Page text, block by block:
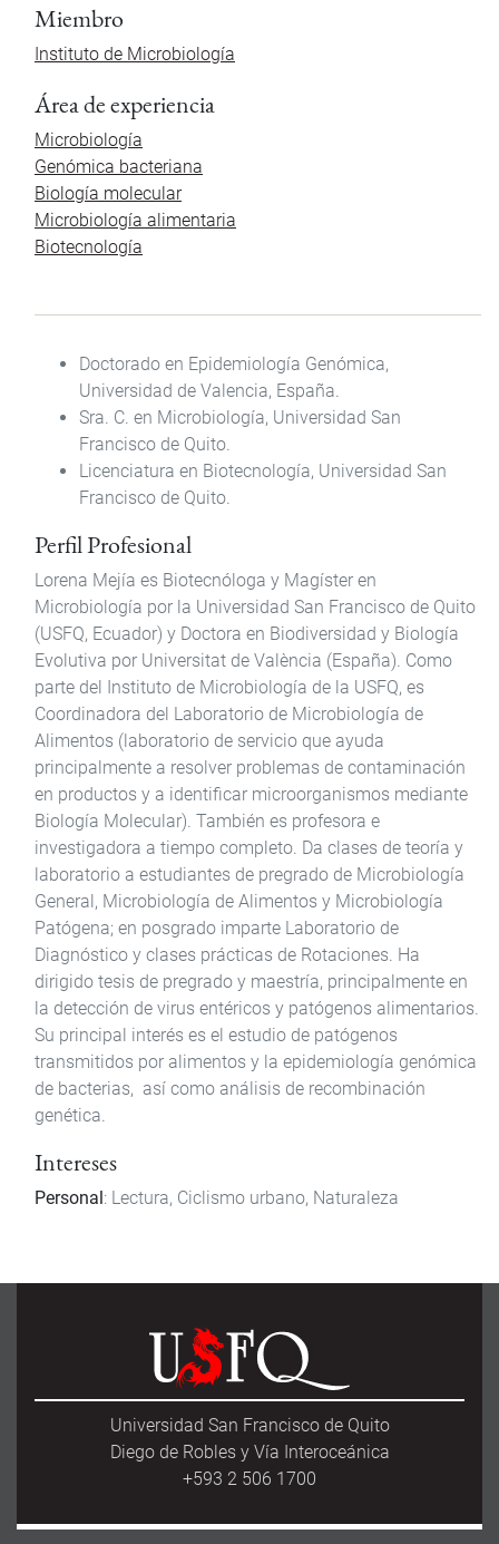
Miembro
Instituto de Microbiología
Área de experiencia
Microbiología
Genómica bacteriana
Biología molecular
Microbiología alimentaria
Biotecnología
Doctorado en Epidemiología Genómica,
Universidad de Valencia, España.
Sra. C. en Microbiología, Universidad San
Francisco de Quito.
Licenciatura en Biotecnología, Universidad San
Francisco de Quito.
Perfil Profesional
Lorena Mejía es Biotecnóloga y Magíster en
Microbiología por la Universidad San Francisco de Quito
(USFQ, Ecuador) y Doctora en Biodiversidad y Biología
Evolutiva por Universitat de València (España). Como
parte del Instituto de Microbiología de la USFQ, es
Coordinadora del Laboratorio de Microbiología de
Alimentos (laboratorio de servicio que ayuda
principalmente a resolver problemas de contaminación
en productos y a identificar microorganismos mediante
Biología Molecular). También es profesora e
investigadora a tiempo completo. Da clases de teoría y
laboratorio a estudiantes de pregrado de Microbiología
General, Microbiología de Alimentos y Microbiología
Patógena; en posgrado imparte Laboratorio de
Diagnóstico y clases prácticas de Rotaciones. Ha
dirigido tesis de pregrado y maestría, principalmente en
la detección de virus entéricos y patógenos alimentarios.
Su principal interés es el estudio de patógenos
transmitidos por alimentos y la epidemiología genómica
de bacterias, así como análisis de recombinación
genética.
Intereses
Personal: Lectura, Ciclismo urbano, Naturaleza
Universidad San Francisco de Quito
Diego de Robles y Vía Interoceánica
+593 2 506 1700